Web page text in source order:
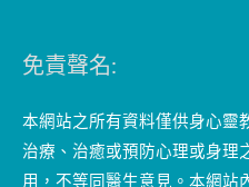
免責聲名:
本網站之所有資料僅供身心靈
治療、治癒或預防心理或身理
用，不等同醫生意見。本網站